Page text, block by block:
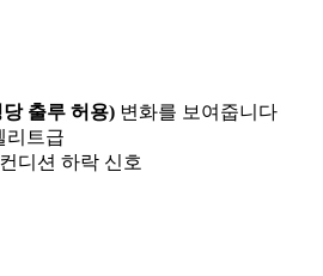
출루 허용) 변화를 보여줍니다
리트급
디션 하락 신호